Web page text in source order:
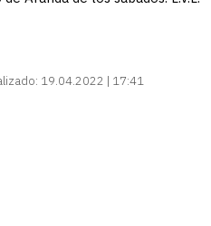
19.04.2022 | 17:41